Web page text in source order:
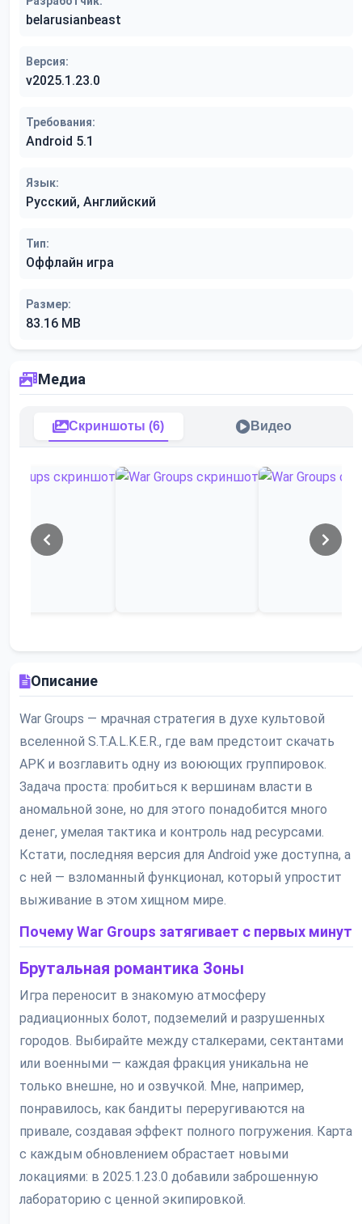
belarusianbeast
Версия:
v2025.1.23.0
Требования:
Android 5.1
Язык:
Русский, Английский
Тип:
Оффлайн игра
Размер:
83.16 MB
Медиа
Скриншоты (6) Видео
Описание
War Groups — мрачная стратегия в духе культовой
вселенной S.T.A.L.K.E.R., где вам предстоит скачать
APK и возглавить одну из воюющих группировок.
Задача проста: пробиться к вершинам власти в
аномальной зоне, но для этого понадобится много
денег, умелая тактика и контроль над ресурсами.
Кстати, последняя версия для Android уже доступна, а
с ней — взломанный функционал, который упростит
выживание в этом хищном мире.
Почему War Groups затягивает с первых минут
Брутальная романтика Зоны
Игра переносит в знакомую атмосферу
радиационных болот, подземелий и разрушенных
городов. Выбирайте между сталкерами, сектантами
или военными — каждая фракция уникальна не
только внешне, но и озвучкой. Мне, например,
понравилось, как бандиты переругиваются на
привале, создавая эффект полного погружения. Карта
с каждым обновлением обрастает новыми
локациями: в 2025.1.23.0 добавили заброшенную
лабораторию с ценной экипировкой.